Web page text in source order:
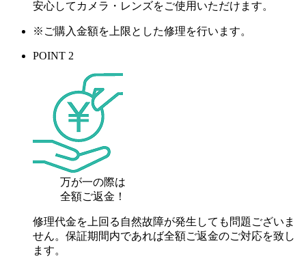
安心してカメラ・レンズをご使用いただけます。
※ご購入金額を上限とした修理を行います。
POINT 2
万が一の際は
全額ご返金！
修理代金を上回る自然故障が発生しても問題ございま
せん。保証期間内であれば全額ご返金のご対応を致し
ます。